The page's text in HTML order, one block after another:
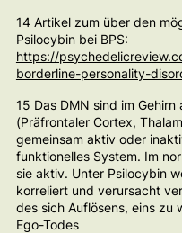
14 Artikel zum über den
Psilocybin bei BPS:
https://
borderline-personality-
15 Das DMN sind im
(Präfrontaler Cortex,
gemeinsam aktiv oder
funktionelles System. Im
sie aktiv. Unter Psilocybin
korreliert und verursacht
des sich Auflösens, eins zu
Ego-Todes